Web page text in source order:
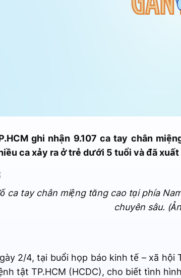
ghi nhận 9.107 ca tay chân
ca xảy ra ở trẻ dưới 5 tuổi và đã
ca tay chân miệng tăng cao tại phía
chuyên sâu.
2/4, tại buổi họp báo kinh tế – xã hội
tật TP.HCM (HCDC), cho biết tình